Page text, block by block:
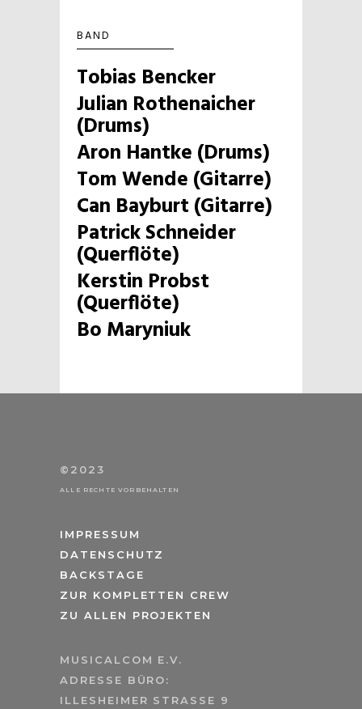
BAND
Tobias Bencker
Julian Rothenaicher
(Drums)
Aron Hantke (Drums)
Tom Wende (Gitarre)
Can Bayburt (Gitarre)
Patrick Schneider
(Querflöte)
Kerstin Probst
(Querflöte)
Bo Maryniuk
©2023
ALLE RECHTE VORBEHALTEN
IMPRESSUM
DATENSCHUTZ
BACKSTAGE
ZUR KOMPLETTEN CREW
ZU ALLEN PROJEKTEN
MUSICALCOM E.V.
ADRESSE BÜRO:
ILLESHEIMER STRASSE 9